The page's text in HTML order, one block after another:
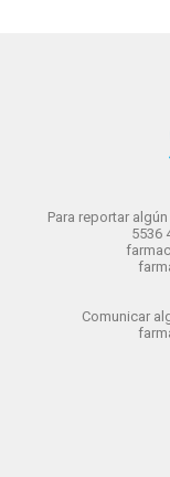
Para reportar
5536
Comunicar